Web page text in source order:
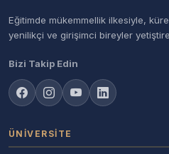
Eğitimde mükemmellik ilkesiyle,
yenilikçi ve girişimci bireyler
Bizi Takip Edin
ÜNIVERSITE